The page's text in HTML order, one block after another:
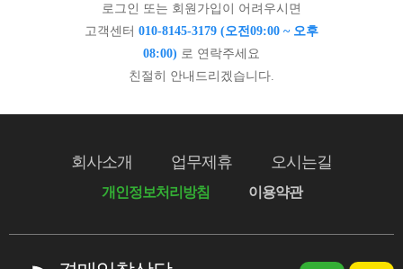
로그인 또는 회원가입이 어려우시면
고객센터 010-8145-3179 (오전09:00 ~ 오후
08:00) 로 연락주세요
친절히 안내드리겠습니다.
회사소개 업무제휴 오시는길
개인정보처리방침 이용약관